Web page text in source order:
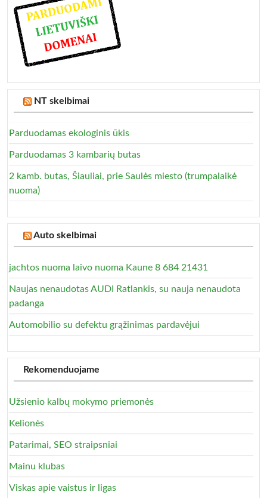
NT skelbimai
Parduodamas ekologinis ūkis
Parduodamas 3 kambarių butas
2 kamb. butas, Šiauliai, prie Saulės miesto (trumpalaikė
nuoma)
Auto skelbimai
jachtos nuoma laivo nuoma Kaune 8 684 21431
Naujas nenaudotas AUDI Ratlankis, su nauja nenaudota
padanga
Automobilio su defektu grąžinimas pardavėjui
Rekomenduojame
Užsienio kalbų mokymo priemonės
Kelionės
Patarimai, SEO straipsniai
Mainu klubas
Viskas apie vaistus ir ligas